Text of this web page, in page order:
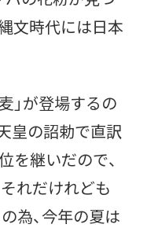
文時代には日本
」が登場するの
皇の詔勅で直訳
を継いだので、
れだけれども
為、今年の夏は